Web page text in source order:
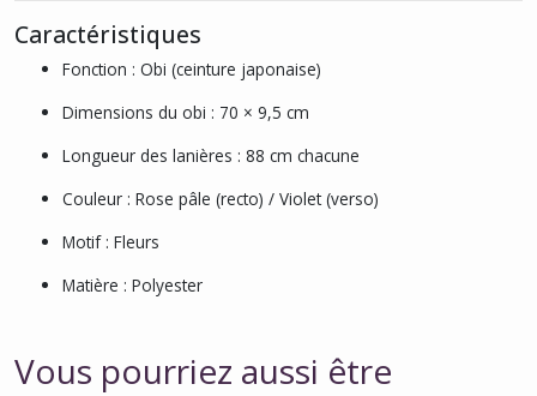
Caractéristiques
Fonction : Obi (ceinture japonaise)
Dimensions du obi : 70 × 9,5 cm
Longueur des lanières : 88 cm chacune
Couleur : Rose pâle (recto) / Violet (verso)
Motif : Fleurs
Matière : Polyester
Vous pourriez aussi être